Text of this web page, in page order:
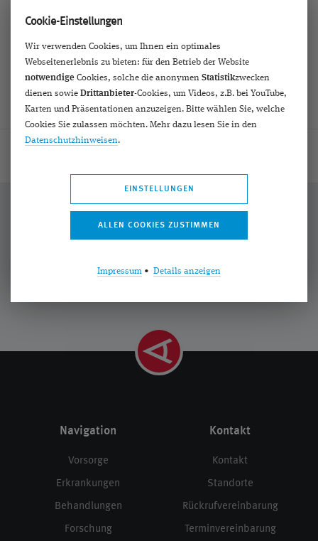
Navigation
Vorsorge
Erkrankungen
Behandlungen
Forschung
Kontakt
Kontakt
Standorte
Rückrufvereinbarung
Terminvereinbarung
Cookie-Einstellungen
Wir verwenden Cookies, um Ihnen ein optimales
Webseitenerlebnis zu bieten: für den Betrieb der Website
notwendige Cookies, solche die anonymen Statistikzwecken
dienen sowie Drittanbieter-Cookies, um Videos, z.B. bei YouTube,
Karten und Präsentationen anzuzeigen. Bitte wählen Sie, welche
Cookies Sie zulassen möchten. Mehr dazu lesen Sie in den
Datenschutzhinweisen.
EINSTELLUNGEN
Impressum • Details anzeigen